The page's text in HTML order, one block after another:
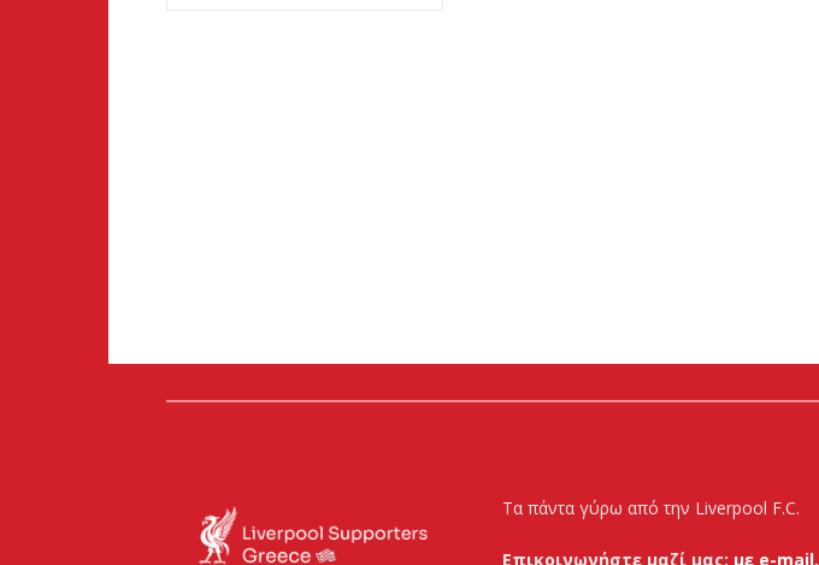
Τα πάντα γύρω από την Liverpool F.C.
Επικοινωνήστε μαζί μας: με e-mail.